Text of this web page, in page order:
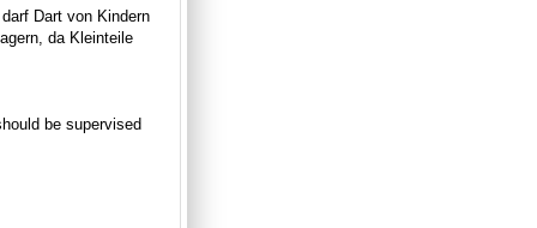
Dart von Kindern
da Kleinteile
be supervised